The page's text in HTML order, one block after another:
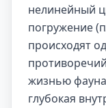
нелинейный
погружение
происходят
жизнью
глубокая